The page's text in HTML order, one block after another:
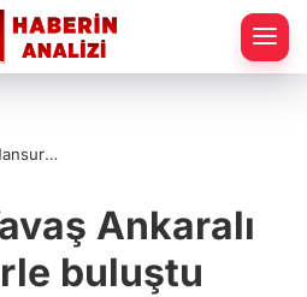
Ankaralı
buluştu